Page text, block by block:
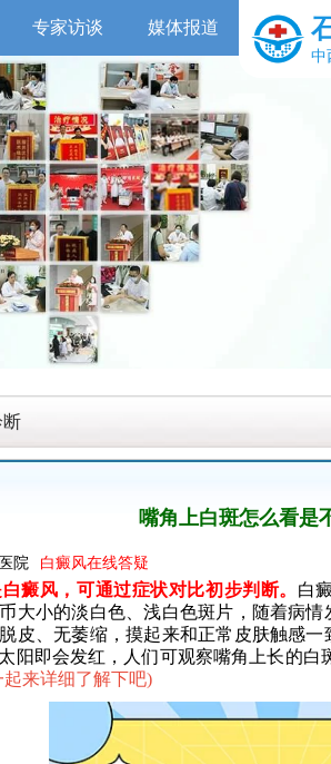
专家访谈 媒体报道
中
断
嘴角上白斑怎么看是
院 白癜风在线答疑
癜风，可通过症状对比初步判断。 白
大小的淡白色、浅白色斑片，随着病
皮、无萎缩，摸起来和正常皮肤触感
阳即会发红，人们可观察嘴角上长的白
来详细了解下吧)